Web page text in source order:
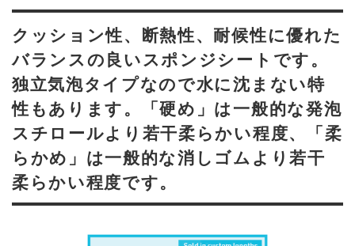
クッション性、断熱性、耐候性に優れた
バランスの良いスポンジシートです。
独立気泡タイプなので水に沈まない特
性もあります。「硬め」は一般的な発泡
スチロールより若干柔らかい程度、「柔
らかめ」は一般的な消しゴムより若干
柔らかい程度です。